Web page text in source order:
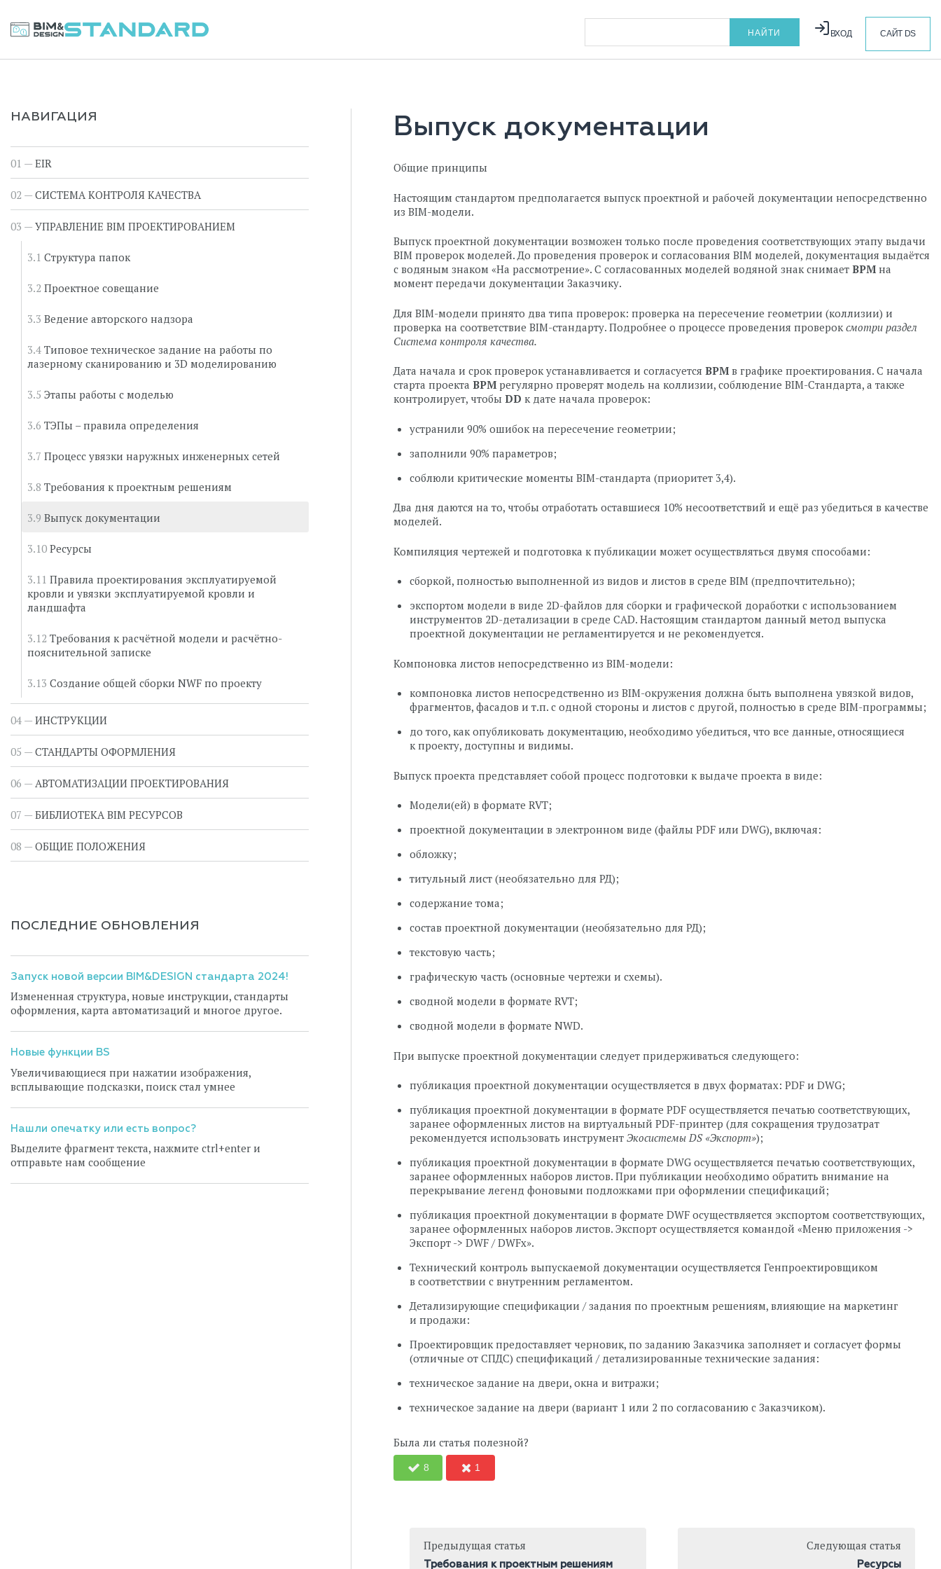
содержимому
BIM STANDARD ВХОД САЙТ DS
Выпуск документации
Общие принципы
Настоящим стандартом предполагается выпуск проектной и рабочей документации непосредственно
из BIM-модели.
Выпуск проектной документации возможен только после проведения соответствующих этапу выдачи
BIM проверок моделей. До проведения проверок и согласования BIM моделей, документация выдаётся
с водяным знаком «На рассмотрение». С согласованных моделей водяной знак снимаетBPM на
момент передачи документации Заказчику.
Для BIM-модели принято два типа проверок: проверка на пересечение геометрии (коллизии) и
проверка на соответствие BIM-стандарту. Подробнее о процессе проведения провероксмотри раздел
Система контроля качества.
Дата начала и срок проверок устанавливается и согласуетсяBPM в графике проектирования. С начала
старта проектаBPM регулярно проверят модель на коллизии, соблюдение BIM-Стандарта, а также
контролирует, чтобыDD к дате начала проверок:
устранили 90% ошибок на пересечение геометрии;
заполнили 90% параметров;
соблюли критические моменты BIM-стандарта (приоритет 3,4).
Два дня даются на то, чтобы отработать оставшиеся 10% несоответствий и ещё раз убедиться в качестве
моделей.
Компиляция чертежей и подготовка к публикации может осуществляться двумя способами:
сборкой, полностью выполненной из видов и листов в среде BIM (предпочтительно);
экспортом модели в виде 2D-файлов для сборки и графической доработки с использованием
инструментов 2D-детализации в среде CAD. Настоящим стандартом данный метод выпуска
проектной документации не регламентируется и не рекомендуется.
Компоновка листов непосредственно из BIM-модели:
компоновка листов непосредственно из BIM-окружения должна быть выполнена увязкой видов,
фрагментов, фасадов и т.п. с одной стороны и листов с другой, полностью в среде BIM-программы;
до того, как опубликовать документацию, необходимо убедиться, что все данные, относящиеся
к проекту, доступны и видимы.
Выпуск проекта представляет собой процесс подготовки к выдаче проекта в виде:
Модели(ей) в формате RVT;
проектной документации в электронном виде (файлы PDF или DWG), включая:
обложку;
титульный лист (необязательно для РД);
содержание тома;
состав проектной документации (необязательно для РД);
текстовую часть;
графическую часть (основные чертежи и схемы).
сводной модели в формате RVT;
сводной модели в формате NWD.
При выпуске проектной документации следует придерживаться следующего:
публикация проектной документации осуществляется в двух форматах: PDF и DWG;
публикация проектной документации в формате PDF осуществляется печатью соответствующих,
заранее оформленных листов на виртуальный PDF-принтер (для сокращения трудозатрат
рекомендуется использовать инструмент Экосистемы DS «Экспорт»);
публикация проектной документации в формате DWG осуществляется печатью соответствующих,
заранее оформленных наборов листов. При публикации необходимо обратить внимание на
перекрывание легенд фоновыми подложками при оформлении спецификаций;
публикация проектной документации в формате DWF осуществляется экспортом соответствующих,
заранее оформленных наборов листов. Экспорт осуществляется командой «Меню приложения ->
Экспорт -> DWF / DWFx».
Технический контроль выпускаемой документации осуществляется Генпроектировщиком
в соответствии с внутренним регламентом.
Детализирующие спецификации / задания по проектным решениям, влияющие на маркетинг
и продажи:
Проектировщик предоставляет черновик, по заданию Заказчика заполняет и согласует формы
(отличные от СПДС) спецификаций / детализированные технические задания:
техническое задание на двери, окна и витражи;
техническое задание на двери (вариант 1 или 2 по согласованию с Заказчиком).
Была ли статья полезной?
8 1
Предыдущая статья
Требования к проектным решениям
Следующая статья
Ресурсы
НАВИГАЦИЯ
EIR
СИСТЕМА КОНТРОЛЯ КАЧЕСТВА
УПРАВЛЕНИЕ BIM ПРОЕКТИРОВАНИЕМ
Структура папок
Проектное совещание
Ведение авторского надзора
Типовое техническое задание на работы по
лазерному сканированию и 3D моделированию
Этапы работы с моделью
ТЭПы – правила определения
Процесс увязки наружных инженерных сетей
Требования к проектным решениям
Выпуск документации
Ресурсы
Правила проектирования эксплуатируемой
кровли и увязки эксплуатируемой кровли и
ландшафта
Требования к расчётной модели и расчётно-
пояснительной записке
Создание общей сборки NWF по проекту
ИНСТРУКЦИИ
СТАНДАРТЫ ОФОРМЛЕНИЯ
АВТОМАТИЗАЦИИ ПРОЕКТИРОВАНИЯ
БИБЛИОТЕКА BIM РЕСУРСОВ
ОБЩИЕ ПОЛОЖЕНИЯ
ПОСЛЕДНИЕ ОБНОВЛЕНИЯ
Запуск новой версии BIM&DESIGN стандарта 2024!
Измененная структура, новые инструкции, стандарты
оформления, карта автоматизаций и многое другое.
Новые функции BS
Увеличивающиеся при нажатии изображения,
всплывающие подсказки, поиск стал умнее
Нашли опечатку или есть вопрос?
Выделите фрагмент текста, нажмите ctrl+enter и
отправьте нам сообщение